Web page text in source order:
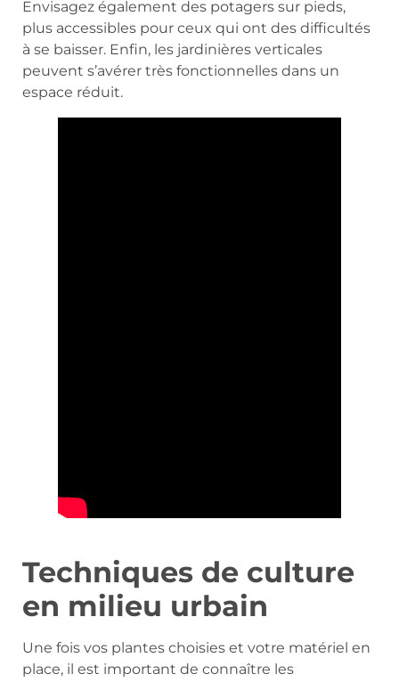
Envisagez également des potagers sur pieds,
plus accessibles pour ceux qui ont des difficultés
à se baisser. Enfin, les jardinières verticales
peuvent s’avérer très fonctionnelles dans un
espace réduit.
Techniques de culture
en milieu urbain
Une fois vos plantes choisies et votre matériel en
place, il est important de connaître les